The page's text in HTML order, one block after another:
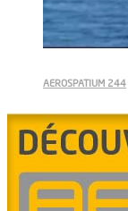
AEROSPATIUM 244